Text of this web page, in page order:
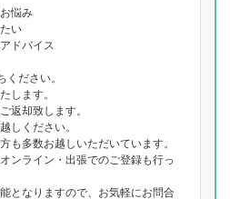
悩み
い
ドバイス
ください。
します。
返却致します。
しください。
も多数お越しいただいています。
ンライン・出張でのご登録も行っ
となりますので、お気軽にお問合